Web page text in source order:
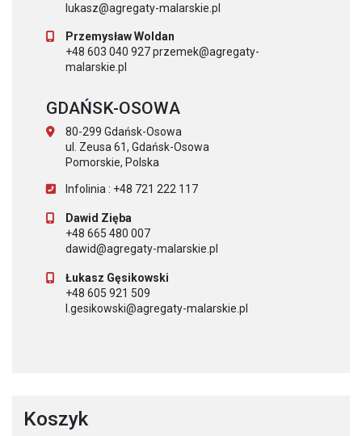
lukasz@agregaty-malarskie.pl
Przemysław Woldan
+48 603 040 927 przemek@agregaty-
malarskie.pl
GDAŃSK-OSOWA
80-299 Gdańsk-Osowa
ul. Zeusa 61, Gdańsk-Osowa
Pomorskie, Polska
Infolinia : +48 721 222 117
Dawid Zięba
+48 665 480 007
dawid@agregaty-malarskie.pl
Łukasz Gęsikowski
+48 605 921 509
l.gesikowski@agregaty-malarskie.pl
Koszyk